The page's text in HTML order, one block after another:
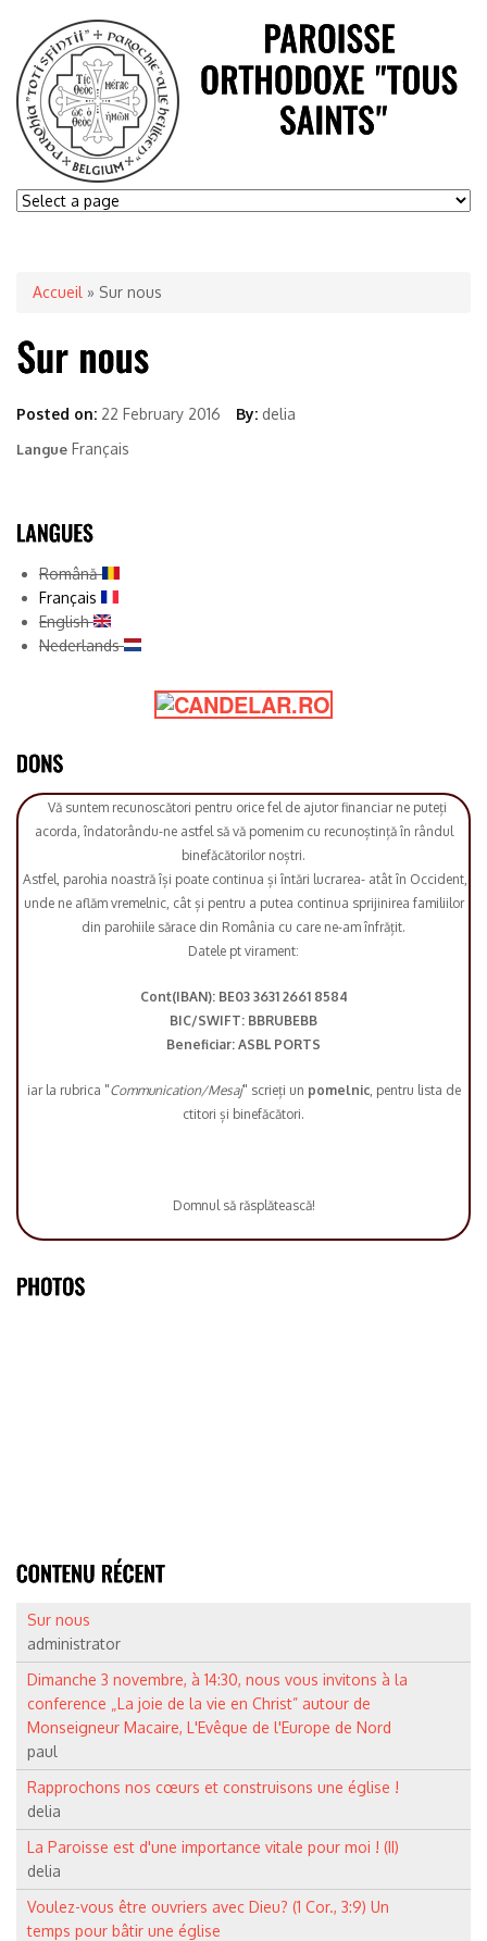
Accueil » Sur nous
Posted on: 22 February 2016 By: delia
Langue Français
Română
Français
English
Nederlands
Vă suntem recunoscători pentru orice fel de ajutor financiar ne puteți
acorda, îndatorându-ne astfel să vă pomenim cu recunoștință în rândul
binefăcătorilor noștri.
Astfel, parohia noastră își poate continua și întări lucrarea- atât în Occident,
unde ne aflăm vremelnic, cât și pentru a putea continua sprijinirea familiilor
din parohiile sărace din România cu care ne-am înfrățit.
Datele pt virament:
Cont(IBAN): BE03 3631 2661 8584
BIC/SWIFT: BBRUBEBB
Beneficiar: ASBL PORTS
iar la rubrica "Communication/Mesaj" scrieți un pomelnic, pentru lista de
ctitori și binefăcători.
Domnul să răsplătească!
Sur nous
administrator
Dimanche 3 novembre, à 14:30, nous vous invitons à la
conference „La joie de la vie en Christ” autour de
Monseigneur Macaire, L'Evêque de l'Europe de Nord
paul
Rapprochons nos cœurs et construisons une église !
delia
La Paroisse est d'une importance vitale pour moi ! (II)
delia
Voulez-vous être ouvriers avec Dieu? (1 Cor., 3:9) Un
temps pour bâtir une église